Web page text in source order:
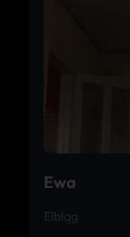
Ewa
Elbląg